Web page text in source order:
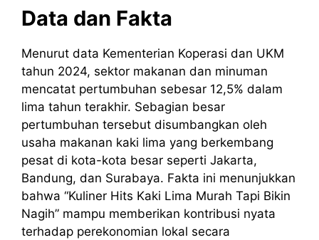
Data dan Fakta
Menurut data Kementerian Koperasi dan UKM
tahun 2024, sektor makanan dan minuman
mencatat pertumbuhan sebesar 12,5% dalam
lima tahun terakhir. Sebagian besar
pertumbuhan tersebut disumbangkan oleh
usaha makanan kaki lima yang berkembang
pesat di kota-kota besar seperti Jakarta,
Bandung, dan Surabaya. Fakta ini menunjukkan
bahwa “Kuliner Hits Kaki Lima Murah Tapi Bikin
Nagih” mampu memberikan kontribusi nyata
terhadap perekonomian lokal secara